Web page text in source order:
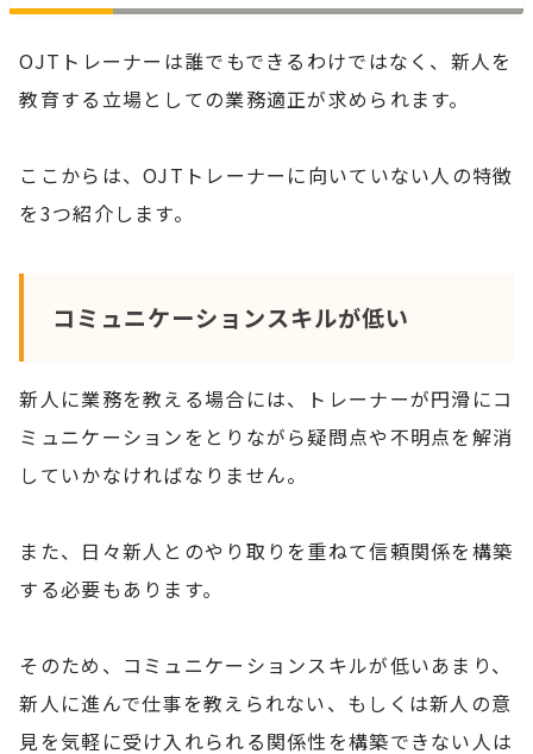
OJTトレーナーは誰でもできるわけではなく、新人を
教育する立場としての業務適正が求められます。
ここからは、OJTトレーナーに向いていない人の特徴
を3つ紹介します。
コミュニケーションスキルが低い
新人に業務を教える場合には、トレーナーが円滑にコ
ミュニケーションをとりながら疑問点や不明点を解消
していかなければなりません。
また、日々新人とのやり取りを重ねて信頼関係を構築
する必要もあります。
そのため、コミュニケーションスキルが低いあまり、
新人に進んで仕事を教えられない、もしくは新人の意
見を気軽に受け入れられる関係性を構築できない人は